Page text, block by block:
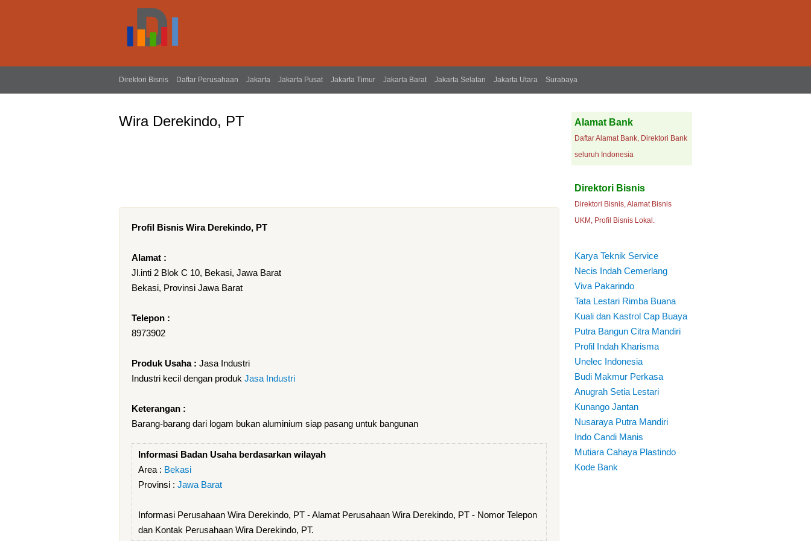
Direktori Bisnis Daftar Perusahaan Jakarta Jakarta Pusat Jakarta Timur Jakarta Barat Jakarta Selatan Jakarta Utara Surabaya
Wira Derekindo, PT
Profil Bisnis Wira Derekindo, PT
Alamat :
Jl.inti 2 Blok C 10, Bekasi, Jawa Barat
Bekasi, Provinsi Jawa Barat
Telepon :
8973902
Produk Usaha : Jasa Industri
Industri kecil dengan produk Jasa Industri
Keterangan :
Barang-barang dari logam bukan aluminium siap pasang untuk bangunan
Informasi Badan Usaha berdasarkan wilayah
Area : Bekasi
Provinsi : Jawa Barat
Informasi Perusahaan Wira Derekindo, PT - Alamat Perusahaan Wira Derekindo, PT - Nomor Telepon
dan Kontak Perusahaan Wira Derekindo, PT.
Alamat Bank
Daftar Alamat Bank, Direktori Bank
seluruh Indonesia
Direktori Bisnis
Direktori Bisnis, Alamat Bisnis
UKM, Profil Bisnis Lokal.
Karya Teknik Service
Necis Indah Cemerlang
Viva Pakarindo
Tata Lestari Rimba Buana
Kuali dan Kastrol Cap Buaya
Putra Bangun Citra Mandiri
Profil Indah Kharisma
Unelec Indonesia
Budi Makmur Perkasa
Anugrah Setia Lestari
Kunango Jantan
Nusaraya Putra Mandiri
Indo Candi Manis
Mutiara Cahaya Plastindo
Kode Bank